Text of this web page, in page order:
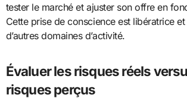
tester le marché et ajuster son offre en
Cette prise de conscience est libératrice
d’autres domaines d’activité.
Évaluer les risques réels
risques perçus